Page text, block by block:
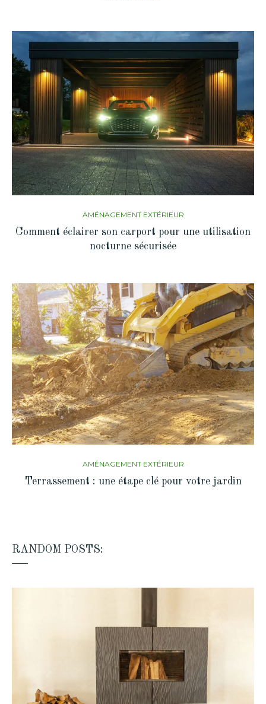
AMÉNAGEMENT EXTÉRIEUR
Comment éclairer son carport pour une utilisation
nocturne sécurisée
AMÉNAGEMENT EXTÉRIEUR
Terrassement : une étape clé pour votre jardin
RANDOM POSTS: